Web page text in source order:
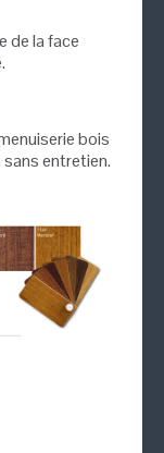
de la face
bois
entretien.